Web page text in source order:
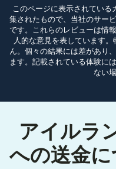
このページに表示されてい
集されたもので、当社のサー
です。これらのレビューは情
人的な意見を表しています
ん。個々の結果には差があり
ます。記載されている体験に
ない
アイルラ
への送金に